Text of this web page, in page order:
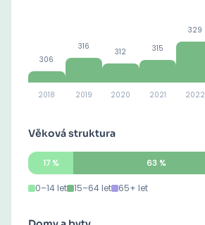
306
2018
316
2019
312
2020
315
2021
329
2022
Věková struktura
17% 63%
0–14 let 15–64 let 65+ let